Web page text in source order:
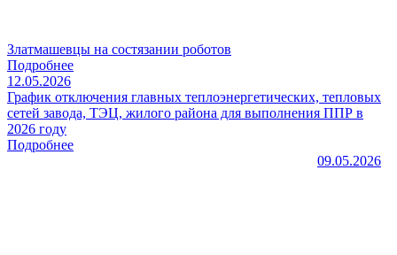
Златмашевцы на состязании роботов
Подробнее
12.05.2026
График отключения главных теплоэнергетических, тепловых
сетей завода, ТЭЦ, жилого района для выполнения ППР в
2026 году
Подробнее
09.05.2026